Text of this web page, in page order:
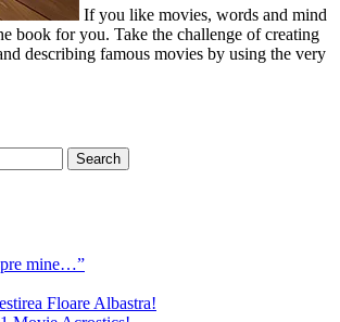
If you like movies, words and mind
book for you. Take the challenge of creating
describing famous movies by using the very
mine…”
Floare Albastra!